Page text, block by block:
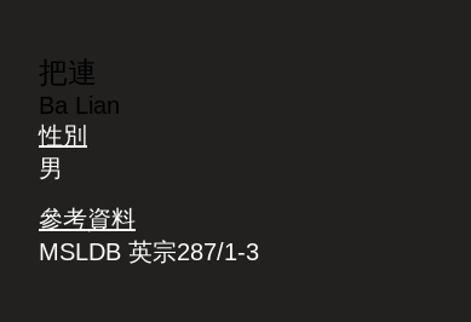
把連
Ba Lian
性別
男
參考資料
MSLDB 英宗287/1-3